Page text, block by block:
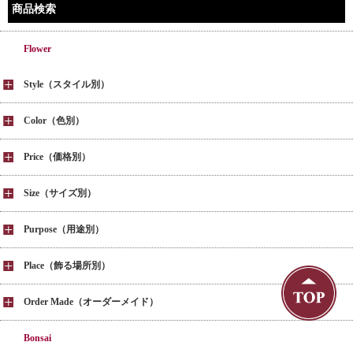
商品検索
Flower
Style（スタイル別）
Color（色別）
Price（価格別）
Size（サイズ別）
Purpose（用途別）
Place（飾る場所別）
Order Made（オーダーメイド）
Bonsai